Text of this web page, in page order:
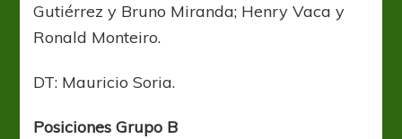
Gutiérrez y Bruno Miranda; Henry Vaca y
Ronald Monteiro.
DT: Mauricio Soria.
Posiciones Grupo B